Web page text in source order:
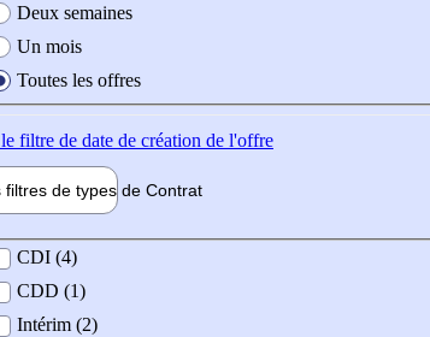
Deux semaines
Un mois
Toutes les offres
filtre de date de création de l'offre
filtres de types de Contrat
contrat
CDI (4)
CDD (1)
Intérim (2)